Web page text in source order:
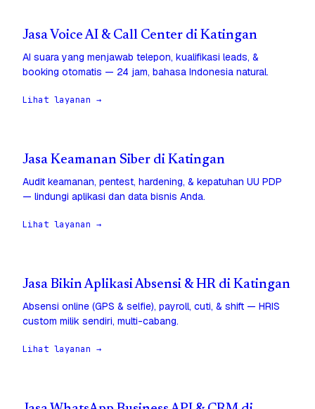
Jasa Voice AI & Call Center di Katingan
AI suara yang menjawab telepon, kualifikasi leads, &
booking otomatis — 24 jam, bahasa Indonesia natural.
Lihat layanan →
Jasa Keamanan Siber di Katingan
Audit keamanan, pentest, hardening, & kepatuhan UU PDP
— lindungi aplikasi dan data bisnis Anda.
Lihat layanan →
Jasa Bikin Aplikasi Absensi & HR di Katingan
Absensi online (GPS & selfie), payroll, cuti, & shift — HRIS
custom milik sendiri, multi-cabang.
Lihat layanan →